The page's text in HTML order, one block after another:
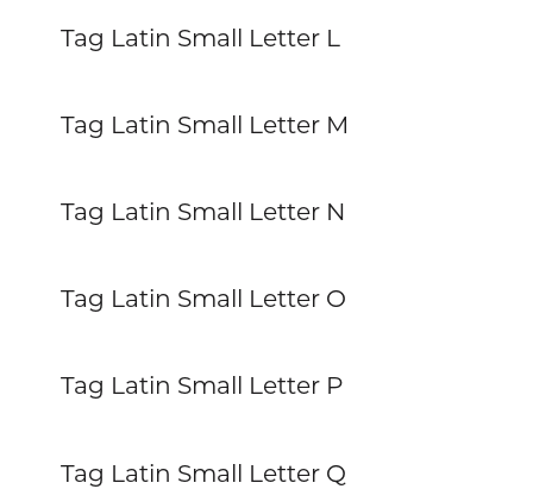
Tag Latin Small Letter L
Tag Latin Small Letter M
Tag Latin Small Letter N
Tag Latin Small Letter O
Tag Latin Small Letter P
Tag Latin Small Letter Q